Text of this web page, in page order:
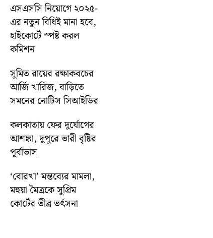
এসএসসি নিয়োগে ২০২৫-
এর নতুন বিধিই মানা হবে,
হাইকোর্টে স্পষ্ট করল
কমিশন
সুমিত রায়ের রক্ষাকবচের
আর্জি খারিজ, বাড়িতে
সমনের নোটিস সিআইডির
কলকাতায় ফের দুর্যোগের
আশঙ্কা, দুপুরে ভারী বৃষ্টির
পূর্বাভাস
‘বোরখা’ মন্তব্যের মামলা,
মহুয়া মৈত্রকে সুপ্রিম
কোর্টের তীব্র ভর্ৎসনা